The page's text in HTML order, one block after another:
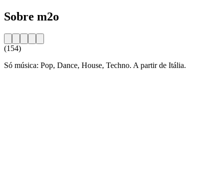
Sobre m2o
(154)
Só música: Pop, Dance, House, Techno. A partir de Itália.